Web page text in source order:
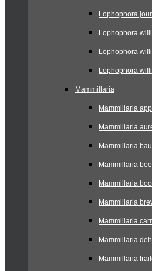
Lophophora
Lophophora
Lophophora
Lophophora
Mammillaria
Mammillaria
Mammillaria
Mammillaria
Mammillaria
Mammillaria
Mammillaria
Mammillaria
Mammillaria
Mammillaria